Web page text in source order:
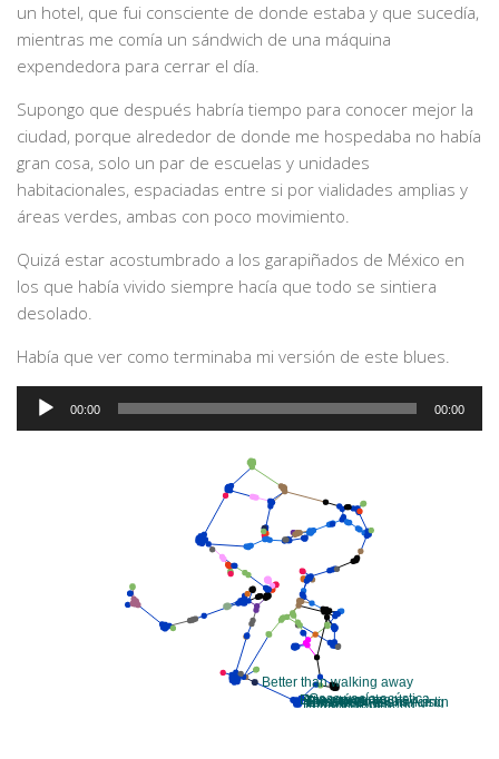
un hotel, que fui consciente de donde estaba y que sucedía,
mientras me comía un sándwich de una máquina
expendedora para cerrar el día.
Supongo que después habría tiempo para conocer mejor la
ciudad, porque alrededor de donde me hospedaba no había
gran cosa, solo un par de escuelas y unidades
habitacionales, espaciadas entre si por vialidades amplias y
áreas verdes, ambas con poco movimiento.
Quizá estar acostumbrado a los garapiñados de México en
los que había vivido siempre hacía que todo se sintiera
desolado.
Había que ver como terminaba mi versión de este blues.
Audio
Player
00:00 00:00